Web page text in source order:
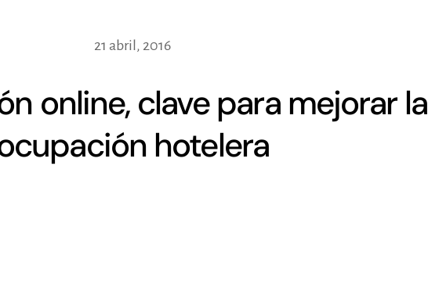
21 abril, 2016
online, clave para mejorar la
hotelera